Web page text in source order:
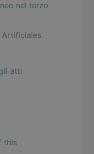
nel terzo
Artificiales
atti
this